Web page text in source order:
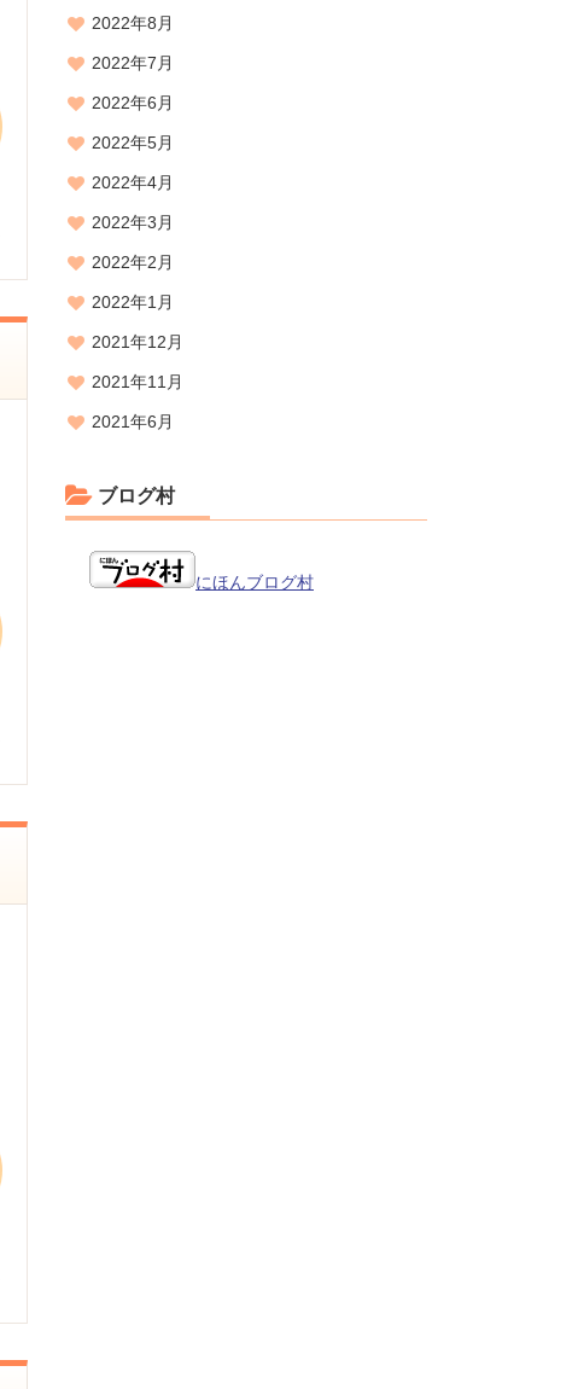
2022年8月
2022年7月
2022年6月
2022年5月
2022年4月
2022年3月
2022年2月
2022年1月
2021年12月
2021年11月
2021年6月
ブログ村
にほんブログ村